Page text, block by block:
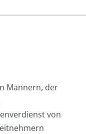
Männern, der
von